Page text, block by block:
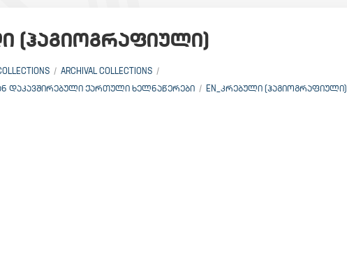
(ჰაგიოგრაფიული)
ARCHIVAL COLLECTIONS
ᲓᲐᲙᲐᲕᲨᲘᲠᲔᲑᲣᲚᲘ ᲥᲐᲠᲗᲣᲚᲘ ᲮᲔᲚᲜᲐᲬᲔᲠᲔᲑᲘ
EN_ᲙᲠᲔᲑᲣᲚᲘ (ᲰᲐᲒᲘᲝᲒᲠᲐᲤᲘᲣᲚᲘ)